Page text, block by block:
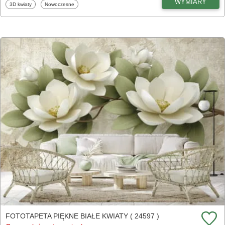
Fototapety
3D kwiaty Fototapety
Nowoczesne WYMIARY
FOTOTAPETA PIĘKNE BIAŁE KWIATY ( 24597 )